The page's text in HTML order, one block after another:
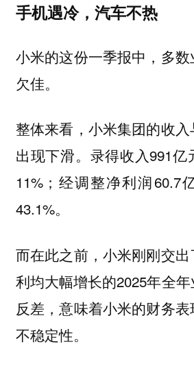
手机遇冷，汽车不热
小米的这份一季报中，多
欠佳。
整体来看，小米集团的收
出现下滑。录得收入991亿
11%；经调整净利润60.7
43.1%。
而在此之前，小米刚刚交
利均大幅增长的2025年全
反差，意味着小米的财务
不稳定性。